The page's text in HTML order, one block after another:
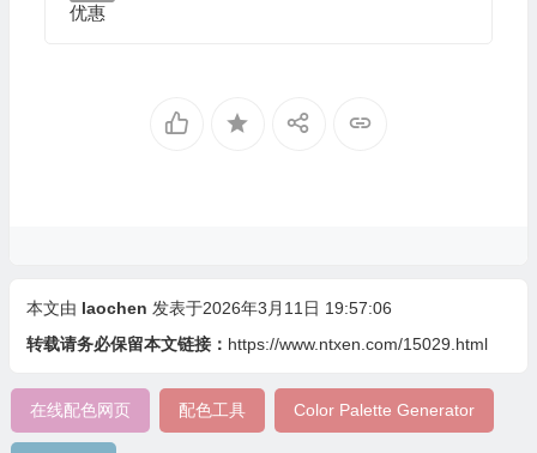
优惠
本文由 laochen 发表于2026年3月11日 19:57:06
转载请务必保留本文链接： https://www.ntxen.com/15029.html
在线配色网页 配色工具 Color Palette Generator